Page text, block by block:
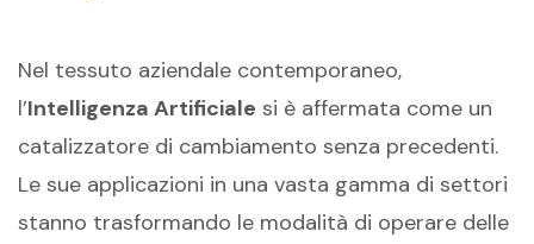
Nel tessuto aziendale contemporaneo,
l’Intelligenza Artificiale si è affermata come un
catalizzatore di cambiamento senza precedenti.
Le sue applicazioni in una vasta gamma di settori
stanno trasformando le modalità di operare delle